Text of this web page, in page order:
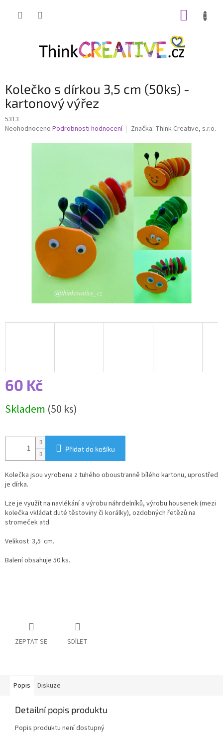
Kolečko s dírkou 3,5 cm (50ks) -
kartonový výřez
5313
Průměrné
Neohodnoceno Podrobnosti hodnocení Značka: Think Creative, s.r.o.
60 Kč
cena:
Skladem (50 ks)
Přidat do košíku
Kolečka jsou vyrobena z tuhého oboustranně bílého kartonu, uprostřed
je dírka.
Lze je využít na navlékání a výrobu náhrdelníků, výrobu housenek (mezi
kolečka vkládat duté těstoviny či korálky), ozdobných řetězů na
stromeček atd.
Velikost 3,5 cm.
Balení obsahuje 50 ks.
ZEPTAT SE SDÍLET
Popis Diskuze
Detailní popis produktu
Popis produktu není dostupný